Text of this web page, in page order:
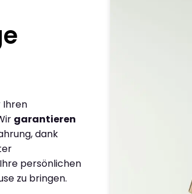
Ihren
garantieren
dank
persönlichen
zu bringen.